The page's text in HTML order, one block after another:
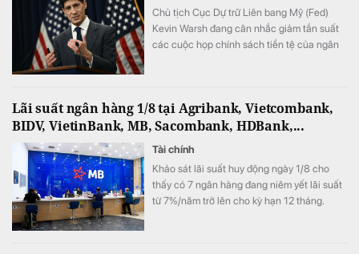
Chủ tịch Cục Dự trữ Liên bang Mỹ (Fed)
Kevin Warsh đang cân nhắc giảm tần suất
các cuộc họp chính sách tiền tệ của ngân
Lãi suất ngân hàng 1/8 tại Agribank, Vietcombank,
BIDV, VietinBank, MB, Sacombank, HDBank,...
Tài chính
Khảo sát lãi suất huy động ngày 1/8 cho
thấy có 7 ngân hàng đang niêm yết lãi suất
từ 7%/năm trở lên cho kỳ hạn 12 tháng.